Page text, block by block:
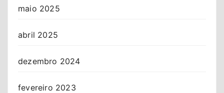
maio 2025
abril 2025
dezembro 2024
fevereiro 2023